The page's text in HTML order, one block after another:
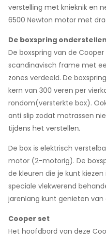
verstelling met knieknik en
6500 Newton motor met
De boxspring onderstellen
De boxspring van de
scandinavisch frame met
zones verdeeld. De
kern van 300 veren per
rondom(versterkte box).
anti slip zodat matrassen
tijdens het verstellen.
De box is elektrisch
motor (2-motorig). De
de kleuren die je kunt
speciale vlekwerend
jarenlang kunt genieten van
Cooper set
Het hoofdbord van deze